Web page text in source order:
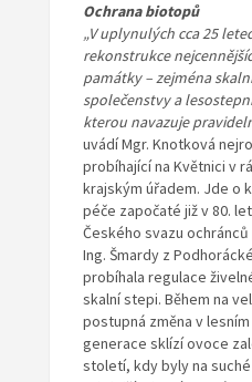
Ochrana biotopů
„V uplynulých cca 25
rekonstrukce
památky – zejména
společenstvy a
kterou navazuje
uvádí Mgr. Knotková
probíhající na Květnici v
krajským úřadem. Jde o
péče započaté již v 80.
Českého svazu
Ing. Šmardy z
probíhala regulace
skalní stepi. Během na
postupná změna v
generace sklízí ovoce
století, kdy byly na